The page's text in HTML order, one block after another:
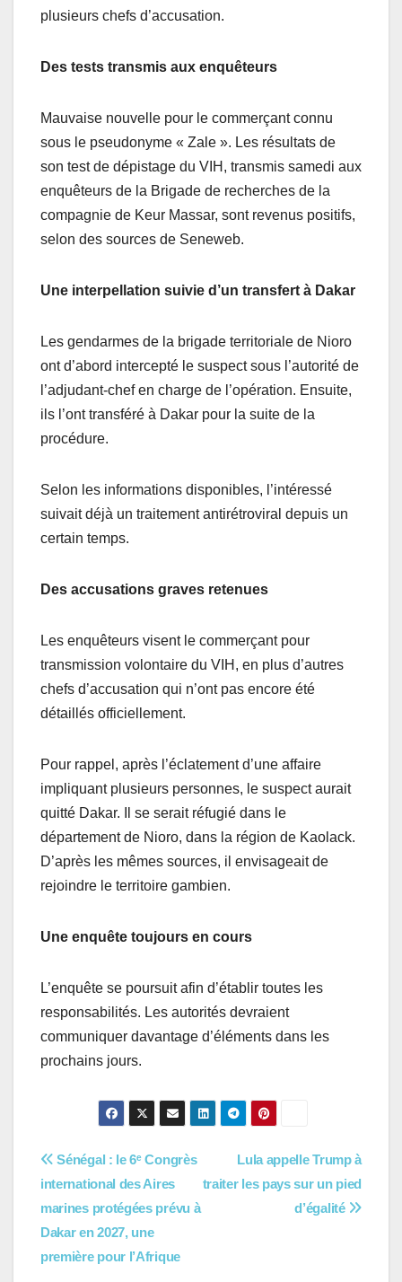
plusieurs chefs d’accusation.
Des tests transmis aux enquêteurs
Mauvaise nouvelle pour le commerçant connu
sous le pseudonyme « Zale ». Les résultats de
son test de dépistage du VIH, transmis samedi aux
enquêteurs de la Brigade de recherches de la
compagnie de Keur Massar, sont revenus positifs,
selon des sources de Seneweb.
Une interpellation suivie d’un transfert à Dakar
Les gendarmes de la brigade territoriale de Nioro
ont d’abord intercepté le suspect sous l’autorité de
l’adjudant-chef en charge de l’opération. Ensuite,
ils l’ont transféré à Dakar pour la suite de la
procédure.
Selon les informations disponibles, l’intéressé
suivait déjà un traitement antirétroviral depuis un
certain temps.
Des accusations graves retenues
Les enquêteurs visent le commerçant pour
transmission volontaire du VIH, en plus d’autres
chefs d’accusation qui n’ont pas encore été
détaillés officiellement.
Pour rappel, après l’éclatement d’une affaire
impliquant plusieurs personnes, le suspect aurait
quitté Dakar. Il se serait réfugié dans le
département de Nioro, dans la région de Kaolack.
D’après les mêmes sources, il envisageait de
rejoindre le territoire gambien.
Une enquête toujours en cours
L’enquête se poursuit afin d’établir toutes les
responsabilités. Les autorités devraient
communiquer davantage d’éléments dans les
prochains jours.
Navigation
de
l’article
Lula appelle Trump à
traiter les pays sur un pied
d’égalité
Sénégal : le 6ᵉ Congrès
international des Aires
marines protégées prévu à
Dakar en 2027, une
première pour l’Afrique